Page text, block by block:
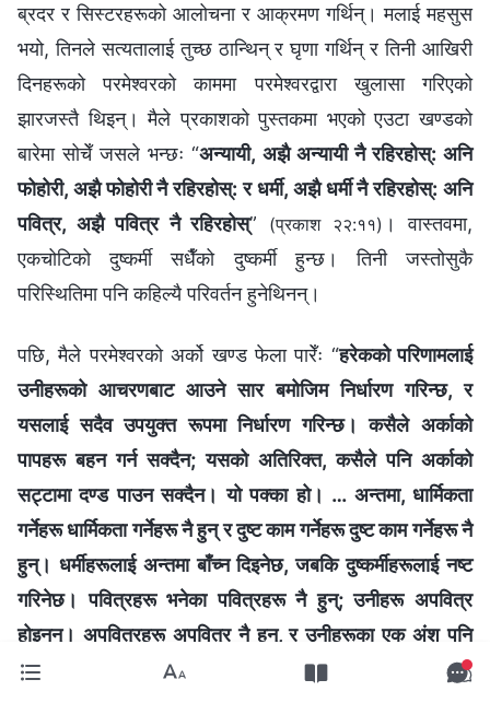
ब्रदर र सिस्टरहरूको आलोचना र आक्रमण गर्थिन्। मलाई महसुस
भयो, तिनले सत्यतालाई तुच्छ ठान्थिन् र घृणा गर्थिन् र तिनी आखिरी
दिनहरूको परमेश्‍वरको काममा परमेश्‍वरद्वारा खुलासा गरिएको
झारजस्तै थिइन्। मैले प्रकाशको पुस्तकमा भएको एउटा खण्डको
बारेमा सोचेँ जसले भन्छः “अन्यायी, अझै अन्यायी नै रहिरहोस्: अनि
फोहोरी, अझै फोहोरी नै रहिरहोस्: र धर्मी, अझै धर्मी नै रहिरहोस्: अनि
पवित्र, अझै पवित्र नै रहिरहोस्” (प्रकाश २२:११) । वास्तवमा,
एकचोटिको दुष्कर्मी सधैँको दुष्कर्मी हुन्छ। तिनी जस्तोसुकै
परिस्थितिमा पनि कहिल्यै परिवर्तन हुनेथिनन्।
पछि, मैले परमेश्‍वरको अर्को खण्ड फेला पारेँः “हरेकको परिणामलाई
उनीहरूको आचरणबाट आउने सार बमोजिम निर्धारण गरिन्छ, र
यसलाई सदैव उपयुक्त रूपमा निर्धारण गरिन्छ। कसैले अर्काको
पापहरू बहन गर्न सक्दैन; यसको अतिरिक्त, कसैले पनि अर्काको
सट्टामा दण्ड पाउन सक्दैन। यो पक्का हो। … अन्तमा, धार्मिकता
गर्नेहरू धार्मिकता गर्नेहरू नै हुन् र दुष्ट काम गर्नेहरू दुष्ट काम गर्नेहरू नै
हुन्। धर्मीहरूलाई अन्तमा बाँच्न दिइनेछ, जबकि दुष्कर्मीहरूलाई नष्ट
गरिनेछ। पवित्रहरू भनेका पवित्रहरू नै हुन्; उनीहरू अपवित्र
होइनन्। अपवित्रहरू अपवित्र नै हुन्, र उनीहरूका एक अंश पनि
पवित्र होइनन्। नष्ट पारिने मानिसहरू सबै खराब हुन् र बाँच्नेहरू धर्मी